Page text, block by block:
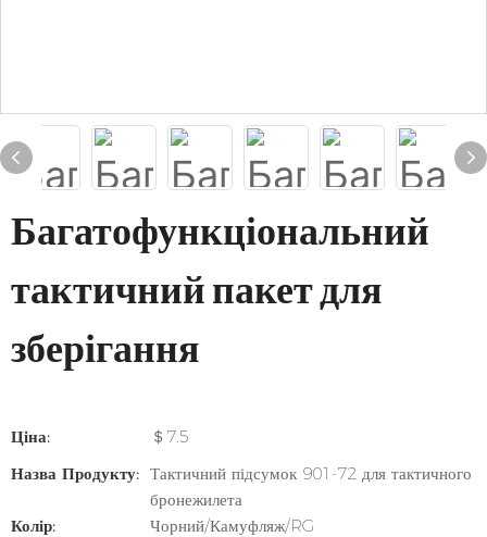
Багатофункціональний
тактичний пакет для
зберігання
Ціна:
＄7.5
Назва Продукту: Тактичний підсумок 901-72 для тактичного
бронежилета
Колір:
Чорний/Камуфляж/RG